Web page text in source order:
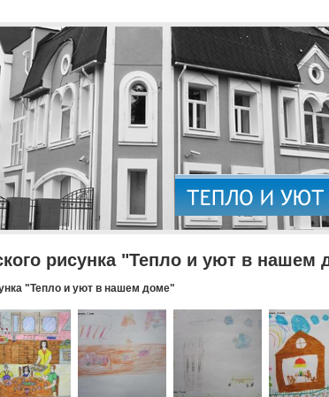
рисунка "Тепло и уют в нашем
"Тепло и уют в нашем доме"